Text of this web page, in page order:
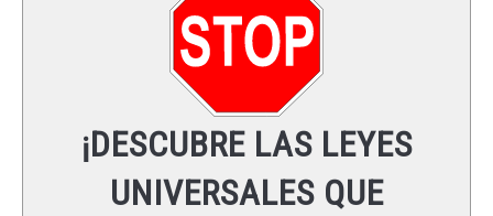
LEYES UNIVERSALES
¡DESCUBRE LAS LEYES
UNIVERSALES QUE